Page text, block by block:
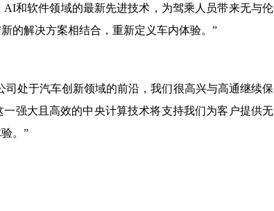
和软件领域的最新先进技术，为驾乘人员带来无与伦
的解决方案相结合，重新定义车内体验。”
司处于汽车创新领域的前沿，我们很高兴与高通继续保
强大且高效的中央计算技术将支持我们为客户提供无
。”